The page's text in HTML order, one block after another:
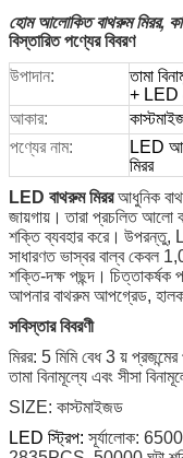
হোম আলোকিত বাথরুম মিরর,
বিস্তারিত পণ্যের বিবরণ
উপাদান:
তামা
+ LED
আকার:
পণ্যের নাম:
LED
মিরর
LED বাথরুম মিররআধুনিক
জায়গায়। তারা প্রচলিত আলো
শক্তি ব্যবহার করে। উপরন্তু,
সাধারণত ভাস্বর বাল্ব কেবল
শক্তি-দক্ষ পছন্দ। চিত্তাকর্ষক
আপনার বাথরুম আপগ্রেড,
সবিস্তার বিবরণী
মিরর: 5 মিমি বেধ 3 য়
তামা বিনামূল্যে এবং সীসা
SIZE: কাস্টমাইজড
LED স্ট্রিপ: সূর্যালোক: